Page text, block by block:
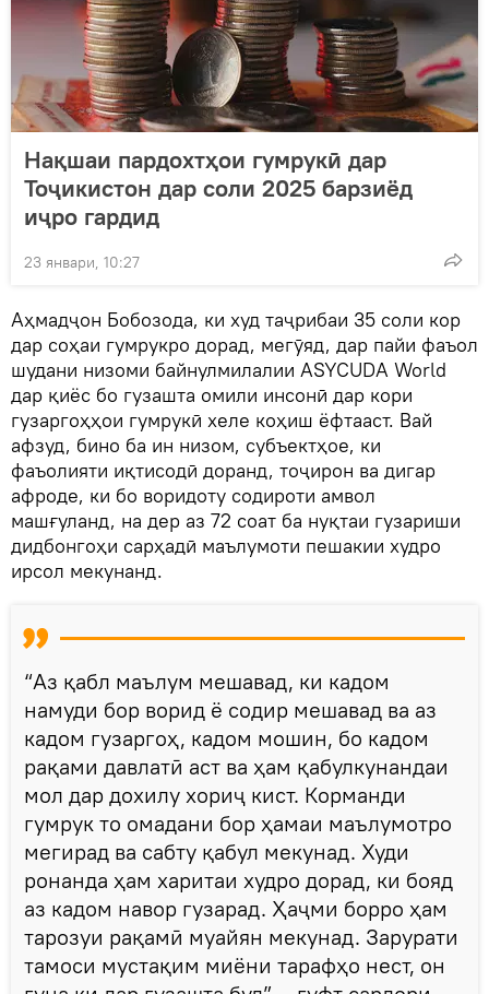
Нақшаи пардохтҳои гумрукӣ дар
Тоҷикистон дар соли 2025 барзиёд
иҷро гардид
23 январи, 10:27
Аҳмадҷон Бобозода, ки худ таҷрибаи 35 соли кор
дар соҳаи гумрукро дорад, мегӯяд, дар пайи фаъол
шудани низоми байнулмилалии ASYCUDA World
дар қиёс бо гузашта омили инсонӣ дар кори
гузаргоҳҳои гумрукӣ хеле коҳиш ёфтааст. Вай
афзуд, бино ба ин низом, субъектҳое, ки
фаъолияти иқтисодӣ доранд, тоҷирон ва дигар
афроде, ки бо воридоту содироти амвол
машғуланд, на дер аз 72 соат ба нуқтаи гузариши
дидбонгоҳи сарҳадӣ маълумоти пешакии худро
ирсол мекунанд.
“Аз қабл маълум мешавад, ки кадом
намуди бор ворид ё содир мешавад ва аз
кадом гузаргоҳ, кадом мошин, бо кадом
рақами давлатӣ аст ва ҳам қабулкунандаи
мол дар дохилу хориҷ кист. Корманди
гумрук то омадани бор ҳамаи маълумотро
мегирад ва сабту қабул мекунад. Худи
ронанда ҳам харитаи худро дорад, ки бояд
аз кадом навор гузарад. Ҳаҷми борро ҳам
тарозуи рақамӣ муайян мекунад. Зарурати
тамоси мустақим миёни тарафҳо нест, он